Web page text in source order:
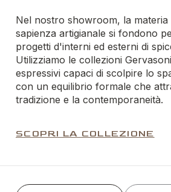
Nel nostro showroom, la materia
sapienza artigianale si fondono
progetti d'interni ed esterni di
Utilizziamo le collezioni
espressivi capaci di scolpire lo
con un equilibrio formale che
tradizione e la contemporaneità.
SCOPRI LA COLLEZIONE